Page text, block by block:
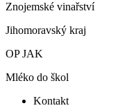
Znojemské vinařství
Jihomoravský kraj
OP JAK
Mléko do škol
Kontakt